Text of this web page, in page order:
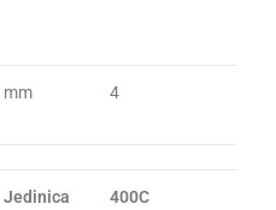
mm 4
Jedinica 400C